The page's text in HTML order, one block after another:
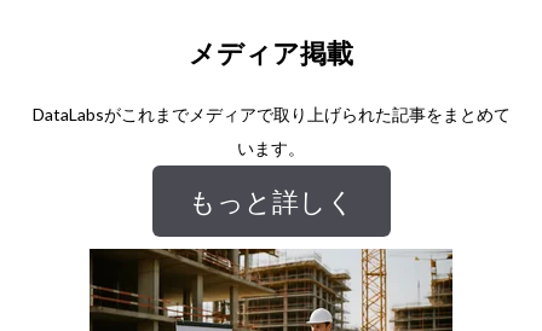
メディア掲載
DataLabsがこれまでメディアで取り上げられた記事をまとめて
います。
もっと詳しく